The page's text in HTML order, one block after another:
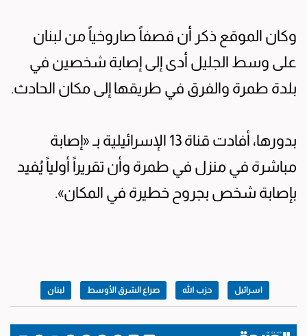
وكان الموقع ذكر أن قصفاً صاروخياً من لبنان
على وسط الجليل أدى إلى إصابة شخصين في
بلدة طمرة والفرق في طريقها إلى مكان الحادث.
بدورها، أفادت قناة 13 الإسرائيلية بـ «إصابة
مباشرة في منزل في طمرة وأن تقريراً أولياً يُفيد
بإصابة شخص بجروح خطيرة في المكان».
اسرائيل حزب الله صراع الشرق الأوسط لبنان